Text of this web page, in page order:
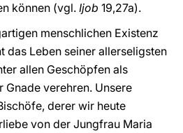
können (vgl. Ijob 19,27a).
menschlichen Existenz
das Leben seiner allerseligsten
allen Geschöpfen als
verehren. Unsere
derer wir heute
von der Jungfrau Maria